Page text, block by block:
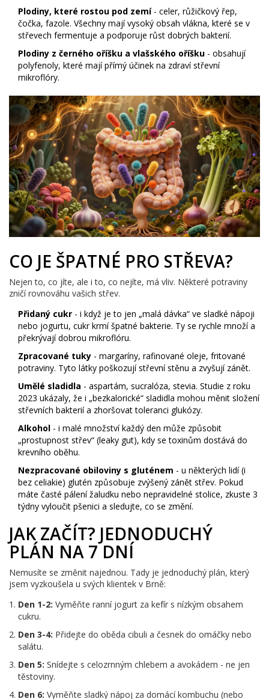
Plodiny, které rostou pod zemí- celer, růžičkový řep,
čočka, fazole. Všechny mají vysoký obsah vlákna, které se v
střevech fermentuje a podporuje růst dobrých bakterií.
Plodiny z černého oříšku a vlašského oříšku - obsahují
polyfenoly, které mají přímý účinek na zdraví střevní
mikroflóry.
CO JE ŠPATNÉ PRO STŘEVA?
Nejen to, co jíte, ale i to, co nejíte, má vliv. Některé potraviny
zničí rovnováhu vašich střev.
Přidaný cukr - i když je to jen „malá dávka“ ve sladké nápoji
nebo jogurtu, cukr krmí špatné bakterie. Ty se rychle množí a
překrývají dobrou mikroflóru.
Zpracované tuky - margaríny, rafinované oleje, fritované
potraviny. Tyto látky poškozují střevní stěnu a zvyšují zánět.
Umělé sladidla - aspartám, sucralóza, stevia. Studie z roku
2023 ukázaly, že i „bezkalorické“ sladidla mohou měnit složení
střevních bakterií a zhoršovat toleranci glukózy.
Alkohol - i malé množství každý den může způsobit
„prostupnost střev“ (leaky gut), kdy se toxinům dostává do
krevního oběhu.
Nezpracované obiloviny s gluténem - u některých lidí (i
bez celiakie) glutén způsobuje zvýšený zánět střev. Pokud
máte časté pálení žaludku nebo nepravidelné stolice, zkuste 3
týdny vyloučit pšenici a sledujte, co se změní.
JAK ZAČÍT? JEDNODUCHÝ
PLÁN NA 7 DNÍ
Nemusíte se změnit najednou. Tady je jednoduchý plán, který
jsem vyzkoušela u svých klientek v Brně:
Den 1-2: Vyměňte ranní jogurt za kefír s nízkým obsahem
cukru.
Den 3-4: Přidejte do oběda cibuli a česnek do omáčky nebo
salátu.
Den 5: Snídejte s celozrnným chlebem a avokádem - ne jen
těstoviny.
Den 6: Vyměňte sladký nápoj za domácí kombuchu (nebo